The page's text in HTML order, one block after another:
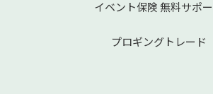
イベント保険 無料サポ
プロギングトレード